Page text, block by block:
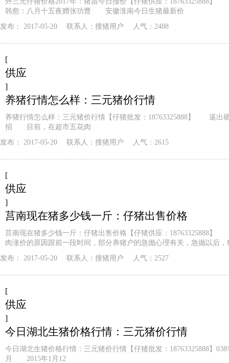
韩愈：八月十五夜赠张功曹 安徽淮南今日生猪最新价
发布： 2017-05-20 联系人： 搜猪用户 人气：2488
[
供应
]
养猪行情怎么样：三元猪价行情
养猪行情怎么样：三元猪价行情【仔猪批发：18763325888】 逼出
招 目前，在超市五花肉
发布： 2017-05-20 联系人： 搜猪用户 人气：2615
[
供应
]
莒南现在猪多少钱一斤：仔猪出售价格
莒南现在猪多少钱一斤：仔猪出售价格【仔猪供应：18763325888
肉涨价的原因跟前一段时间，部分养猪户的急抛心理有关，急抛以后，
发布： 2017-05-20 联系人： 搜猪用户 人气：2527
[
供应
]
今日湖北生猪价格行情：三元猪价行情
今日湖北生猪价格行情：三元猪价行情【仔猪批发：18763325888】
月 2015年1月12